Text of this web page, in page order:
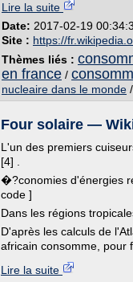
Lire la suite
Date: 2017-02-19
Site : https://
Thèmes liés :
en france /
nucleaire dans le monde /
Four solaire —
L'un des premiers
[4] .
�?conomies d'énergies
code ]
Dans les régions
D'après les calculs de
africain consomme, pour
Lire la suite